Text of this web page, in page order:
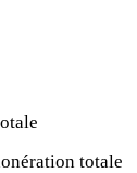
totale